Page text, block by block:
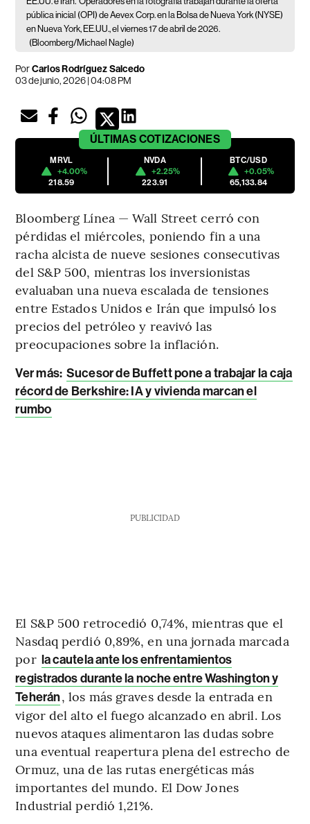
pública inicial (OPI) de Aevex Corp. en la Bolsa de Nueva York (NYSE)
en Nueva York, EE.UU., el viernes 17 de abril de 2026.
(Bloomberg/Michael Nagle)
PorCarlos Rodríguez Salcedo
03 de junio, 2026 | 04:08 PM
ÚLTIMAS COTIZACIONES
MRVL
+4.00%
218.59
NVDA
+2.25%
223.91
BTC/USD
+0.05%
65,133.84
Bloomberg Línea — Wall Street cerró con
pérdidas el miércoles, poniendo fin a una
racha alcista de nueve sesiones consecutivas
del S&P 500, mientras los inversionistas
evaluaban una nueva escalada de tensiones
entre Estados Unidos e Irán que impulsó los
precios del petróleo y reavivó las
preocupaciones sobre la inflación.
Ver más: Sucesor de Buffett pone a trabajar la caja
récord de Berkshire: IA y vivienda marcan el
rumbo
PUBLICIDAD
El S&P 500 retrocedió 0,74%, mientras que el
Nasdaq perdió 0,89%, en una jornada marcada
por la cautela ante los enfrentamientos
registrados durante la noche entre Washington y
Teherán, los más graves desde la entrada en
vigor del alto el fuego alcanzado en abril. Los
nuevos ataques alimentaron las dudas sobre
una eventual reapertura plena del estrecho de
Ormuz, una de las rutas energéticas más
importantes del mundo. El Dow Jones
Industrial perdió 1,21%.